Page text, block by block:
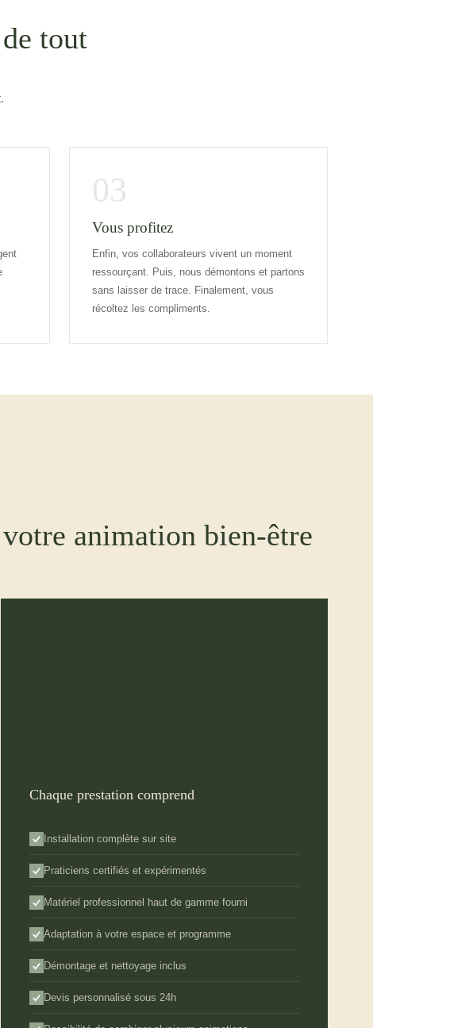
tout
03
Vous profitez
Enfin, vos collaborateurs vivent un moment
ressourçant. Puis, nous démontons et partons
sans laisser de trace. Finalement, vous
récoltez les compliments.
animation bien-être
Chaque prestation comprend
Installation complète sur site
Praticiens certifiés et expérimentés
Matériel professionnel haut de gamme fourni
Adaptation à votre espace et programme
Démontage et nettoyage inclus
Devis personnalisé sous 24h